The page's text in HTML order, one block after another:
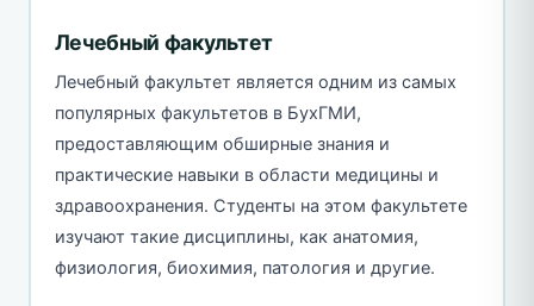
Лечебный факультет
Лечебный факультет является одним из самых
популярных факультетов в БухГМИ,
предоставляющим обширные знания и
практические навыки в области медицины и
здравоохранения. Студенты на этом факультете
изучают такие дисциплины, как анатомия,
физиология, биохимия, патология и другие.